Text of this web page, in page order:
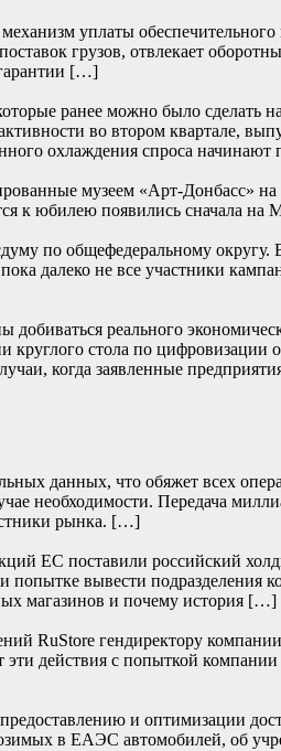
уплаты
грузов, отвлекает
гарантии […]
ранее можно было сделать
во втором квартале,
охлаждения спроса начинают
музеем «Арт-Донбасс»
к юбилею появились
по общефедеральному округу.
далеко не все участники
реального
стола по цифровизации
когда заявленные
данных, что обяжет всех
необходимости. Передача
рынка. […]
ЕС поставили российский
вывести подразделения
магазинов и почему история […]
RuStore гендиректору
действия с попыткой
и оптимизации
в ЕАЭС автомобилей, об